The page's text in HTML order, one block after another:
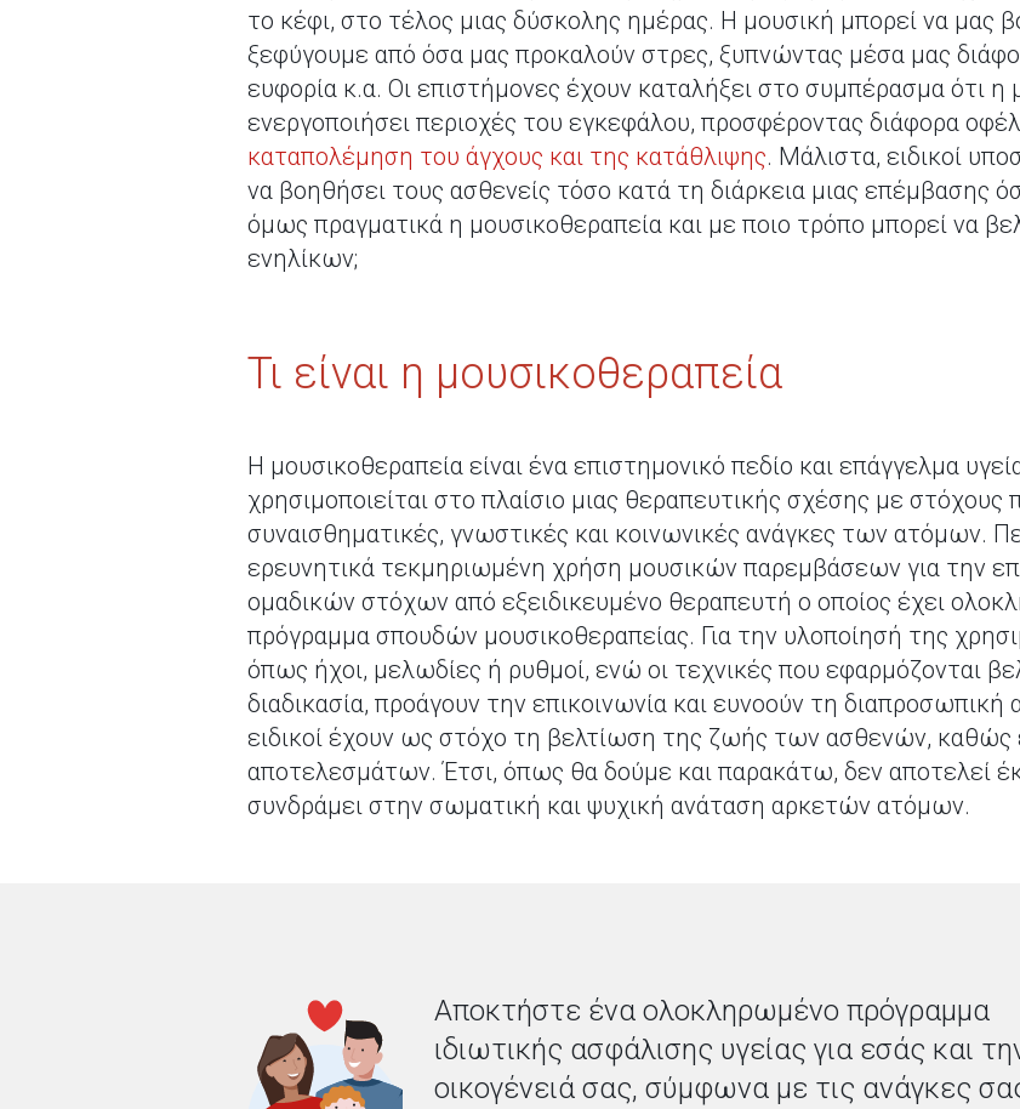
το κέφι, στο τέλος μιας δύσκολης ημέρας. Η μουσική μπορεί να μας
ξεφύγουμε από όσα μας προκαλούν στρες, ξυπνώντας μέσα μας
ευφορία κ.α. Οι επιστήμονες έχουν καταλήξει στο συμπέρασμα ότι η
ενεργοποιήσει περιοχές του εγκεφάλου, προσφέροντας διάφορα
καταπολέμηση του άγχους και της κατάθλιψης. Μάλιστα, ειδικοί
να βοηθήσει τους ασθενείς τόσο κατά τη διάρκεια μιας επέμβασης
όμως πραγματικά η μουσικοθεραπεία και με ποιο τρόπο μπορεί να
ενηλίκων;
Τι είναι η μουσικοθεραπεία
Η μουσικοθεραπεία είναι ένα επιστημονικό πεδίο και επάγγελμα
χρησιμοποιείται στο πλαίσιο μιας θεραπευτικής σχέσης με
συναισθηματικές, γνωστικές και κοινωνικές ανάγκες των ατόμων.
ερευνητικά τεκμηριωμένη χρήση μουσικών παρεμβάσεων για την
ομαδικών στόχων από εξειδικευμένο θεραπευτή ο οποίος έχει
πρόγραμμα σπουδών μουσικοθεραπείας. Για την υλοποίησή της
όπως ήχοι, μελωδίες ή ρυθμοί, ενώ οι τεχνικές που εφαρμόζονται
διαδικασία, προάγουν την επικοινωνία και ευνοούν τη
ειδικοί έχουν ως στόχο τη βελτίωση της ζωής των ασθενών, καθώς
αποτελεσμάτων. Έτσι, όπως θα δούμε και παρακάτω, δεν αποτελεί
συνδράμει στην σωματική και ψυχική ανάταση αρκετών ατόμων.
Αποκτήστε ένα ολοκληρωμένο πρόγραμμα
ιδιωτικής ασφάλισης υγείας για εσάς και
οικογένειά σας, σύμφωνα με τις ανάγκες